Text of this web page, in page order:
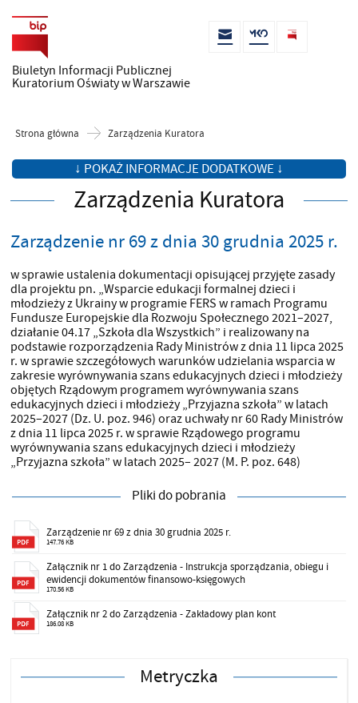
Biuletyn Informacji Publicznej
Kuratorium Oświaty w Warszawie
Strona główna Zarządzenia Kuratora
↓ POKAŻ INFORMACJE DODATKOWE ↓
Zarządzenia Kuratora
Zarządzenie nr 69 z dnia 30 grudnia 2025 r.
w sprawie ustalenia dokumentacji opisującej przyjęte zasady
dla projektu pn. „Wsparcie edukacji formalnej dzieci i
młodzieży z Ukrainy w programie FERS w ramach Programu
Fundusze Europejskie dla Rozwoju Społecznego 2021–2027,
działanie 04.17 „Szkoła dla Wszystkich” i realizowany na
podstawie rozporządzenia Rady Ministrów z dnia 11 lipca 2025
r. w sprawie szczegółowych warunków udzielania wsparcia w
zakresie wyrównywania szans edukacyjnych dzieci i młodzieży
objętych Rządowym programem wyrównywania szans
edukacyjnych dzieci i młodzieży „Przyjazna szkoła” w latach
2025–2027 (Dz. U. poz. 946) oraz uchwały nr 60 Rady Ministrów
z dnia 11 lipca 2025 r. w sprawie Rządowego programu
wyrównywania szans edukacyjnych dzieci i młodzieży
„Przyjazna szkoła” w latach 2025– 2027 (M. P. poz. 648)
Pliki do pobrania
Zarządzenie nr 69 z dnia 30 grudnia 2025 r.
147.76 KB
Załącznik nr 1 do Zarządzenia - Instrukcja sporządzania, obiegu i
ewidencji dokumentów finansowo-księgowych
170.56 KB
Załącznik nr 2 do Zarządzenia - Zakładowy plan kont
186.08 KB
Metryczka